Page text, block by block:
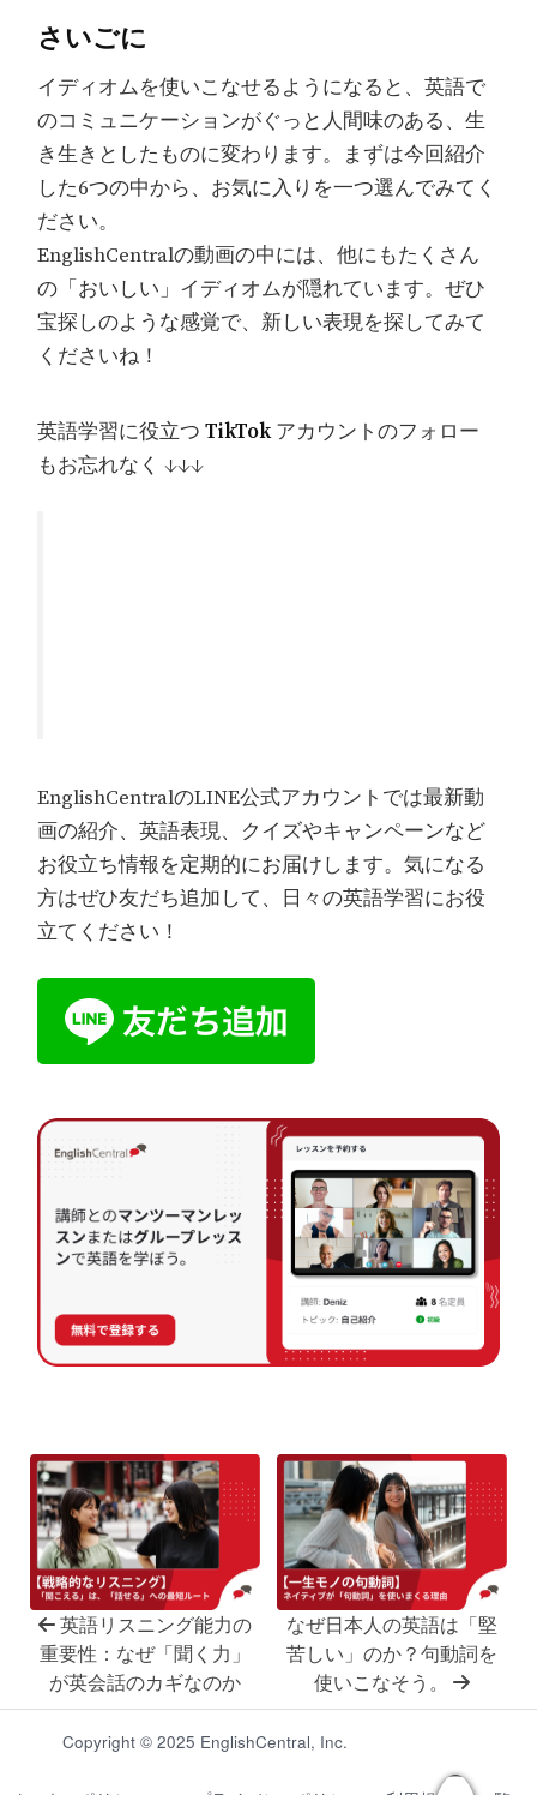
さいごに
イディオムを使いこなせるようになると、英語で
のコミュニケーションがぐっと人間味のある、生
き生きとしたものに変わります。まずは今回紹介
した6つの中から、お気に入りを一つ選んでみてく
ださい。
EnglishCentralの動画の中には、他にもたくさん
の「おいしい」イディオムが隠れています。ぜひ
宝探しのような感覚で、新しい表現を探してみて
くださいね！
英語学習に役立つTikTokアカウントのフォロー
もお忘れなく ↓↓↓
EnglishCentralのLINE公式アカウントでは最新動
画の紹介、英語表現、クイズやキャンペーンなど
お役立ち情報を定期的にお届けします。気になる
方はぜひ友だち追加して、日々の英語学習にお役
立てください！
英語リスニング能力の
重要性：なぜ「聞く力」
が英会話のカギなのか
なぜ日本人の英語は「堅
苦しい」のか？句動詞を
使いこなそう。
Copyright © 2025 EnglishCentral, Inc.